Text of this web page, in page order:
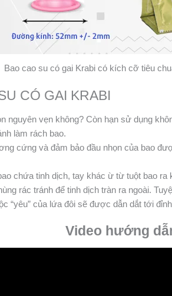
Bao cao su có gai Krabi có kích cỡ tiêu
CÓ GAI KRABI
vẹn không? Còn hạn sử dụng
làm rách bao.
cứng và đảm bảo đầu nhọn của bao
chứa tinh dịch, tay khác ừ từ tuột bao ra
rác tránh để tinh dịch tràn ra ngoài.
“yêu” của lứa đôi sẽ được dẫn dắt tới
Video hướng